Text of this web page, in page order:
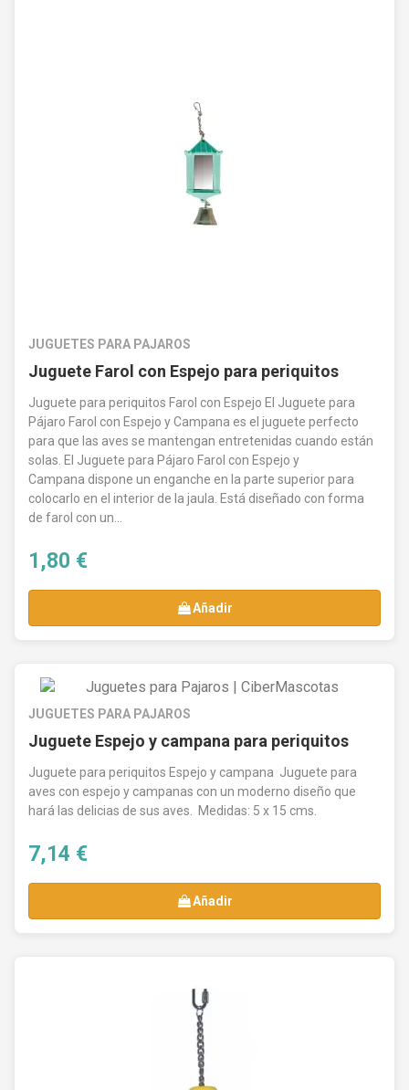
JUGUETES PARA PAJAROS
Juguete Farol con Espejo para periquitos
Juguete para periquitos Farol con Espejo El Juguete para
Pájaro Farol con Espejo y Campana es el juguete perfecto
para que las aves se mantengan entretenidas cuando están
solas. El Juguete para Pájaro Farol con Espejo y
Campana dispone un enganche en la parte superior para
colocarlo en el interior de la jaula. Está diseñado con forma
de farol con un...
1,80 €
Añadir
JUGUETES PARA PAJAROS
Juguete Espejo y campana para periquitos
Juguete para periquitos Espejo y campana Juguete para
aves con espejo y campanas con un moderno diseño que
hará las delicias de sus aves. Medidas: 5 x 15 cms.
7,14 €
Añadir